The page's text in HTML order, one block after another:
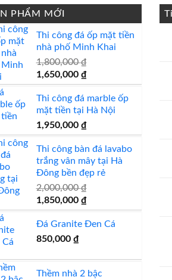
PHẨM MỚI
Thi công đá ốp mặt tiền
nhà phố Minh Khai
1,800,000₫
Giá
gốc
là:
1,800,000 ₫.
1,650,000 ₫Giá
hiện
tại
là:
1,650,000 ₫.
Thi công đá marble ốp
mặt tiền tại Hà Nội
1,950,000 ₫
Thi công bàn đá lavabo
trắng vân mây tại Hà
Đông bền đẹp rẻ
2,000,000₫
Giá
gốc
là:
2,000,000 ₫.
1,850,000 ₫Giá
hiện
tại
Đá Granite Đen Cá
850,000 ₫
Thềm nhà 2 bậc